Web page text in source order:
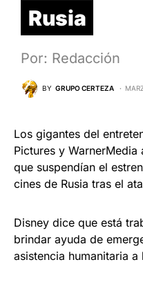
Rusia
Por: Redacción
BY GRUPO CERTEZA
Los gigantes del
Pictures y
que suspendían el
cines de Rusia tras el
Disney dice que está
brindar ayuda de
asistencia humanitaria